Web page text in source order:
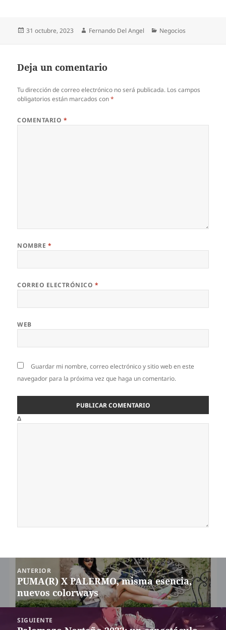
Publicado
31 octubre, 2023 Autor
Fernando Del Angel Categorías
Negocios
Deja un comentario
Tu dirección de correo electrónico no será publicada. Los campos
obligatorios están marcados con*
COMENTARIO *
NOMBRE *
CORREO ELECTRÓNICO *
WEB
Guardar mi nombre, correo electrónico y sitio web en este
navegador para la próxima vez que haga un comentario.
Δ
entradas
ANTERIOR
Entrada
anterior:
PUMA(R) X PALERMO, misma esencia,
nuevos colorways
SIGUIENTE